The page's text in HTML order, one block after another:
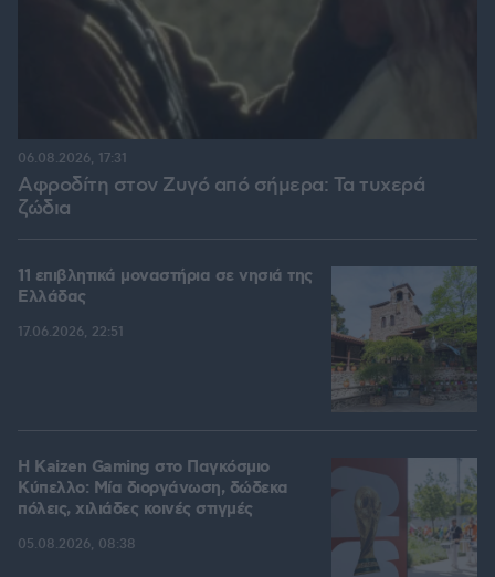
Αφροδίτη στον Ζυγό από σήμερα: Τα τυχερά
ζώδια
06.08.2026, 17:31
11 επιβλητικά μοναστήρια σε νησιά της
Ελλάδας
17.06.2026, 22:51
H Kaizen Gaming στο Παγκόσμιο
Kύπελλο: Μία διοργάνωση, δώδεκα
πόλεις, χιλιάδες κοινές στιγμές
05.08.2026, 08:38